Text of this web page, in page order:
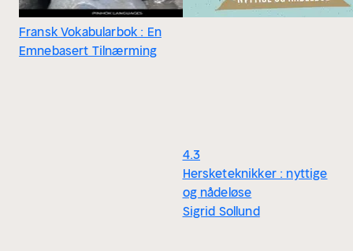
Fransk Vokabularbok : En
Emnebasert Tilnærming
4.3
Hersketeknikker : nyttige
og nådeløse
Sigrid Sollund